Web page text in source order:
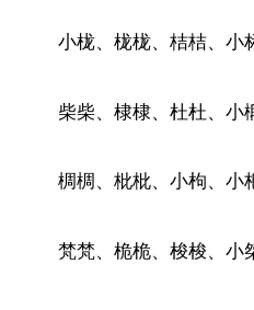
小栊、栊栊、桔桔、小
柴柴、棣棣、杜杜、小
椆椆、枇枇、小枸、小
梵梵、桅桅、梭梭、小